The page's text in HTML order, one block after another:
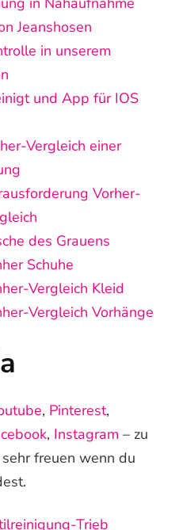
Jeanshosen
in unserem
und App für IOS
Vergleich einer
Vorher-
des Grauens
Schuhe
Vergleich Kleid
Vergleich Vorhänge
, Pinterest,
, Instagram – zu
freuen wenn du
Trieb